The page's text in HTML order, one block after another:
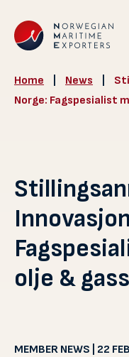
Home News
Norge: Fagspesialist
olje & gass
MEMBER NEWS | 22